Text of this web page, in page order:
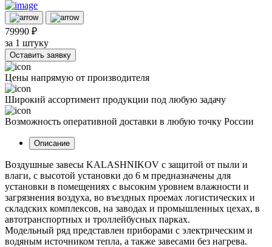
79990 ₽
за 1 штуку
Оставить заявку
Цены напрямую от производителя
Широкий ассортимент продукции под любую задачу
Возможность оперативной доставки в любую точку России
Описание
Воздушные завесы KALASHNIKOV с защитой от пыли и
влаги, с высотой установки до 6 м предназначены для
установки в помещениях с высоким уровнем влажности и
загрязнения воздуха, во въездных проемах логистических и
складских комплексов, на заводах и промышленных цехах, в
автотранспортных и троллейбусных парках.
Модельный ряд представлен приборами с электрическим и
водяным источником тепла, а также завесами без нагрева.